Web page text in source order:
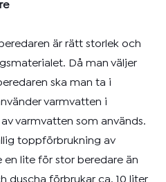
är rätt storlek och
Då man väljer
ska man ta i
varmvatten i
varmvatten som används.
toppförbrukning av
en lite för stor beredare än
duscha förbrukar ca. 10 liter